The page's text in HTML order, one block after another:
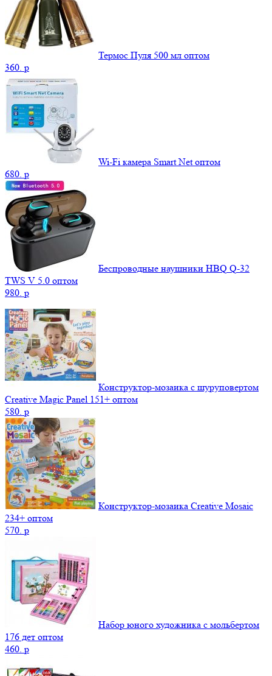
Термос Пуля 500 мл оптом
360. p
Wi-Fi камера Smart Net оптом
680. p
Беспроводные наушники HBQ Q-32
TWS V 5.0 оптом
980. p
Конструктор-мозаика с шуруповертом
Creative Magic Panel 151+ оптом
580. p
Конструктор-мозаика Creative Mosaic
234+ оптом
570. p
Набор юного художника с мольбертом
176 дет оптом
460. p